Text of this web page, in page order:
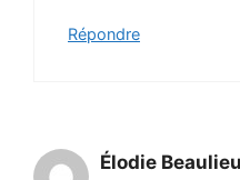
Répondre
Élodie Beaulieu